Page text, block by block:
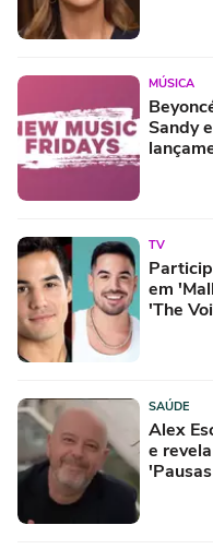
MÚSICA
Sandy
TV
em
'The
SAÚDE
Alex
e